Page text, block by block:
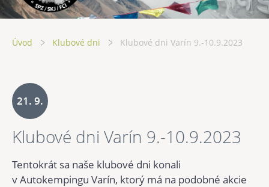
Úvod Klubové dni Klubové dni Varín 9.-10.9.2023
21. 9.
2023
Klubové dni Varín 9.-10.9.2023
Tentokrát sa naše klubové dni konali
v Autokempingu Varín, ktorý má na podobné akcie